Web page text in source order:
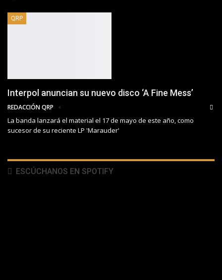
QRP
Interpol anuncian su nuevo disco ‘A Fine Mess’
REDACCIÓN QRP
La banda lanzará el material el 17 de mayo de este año, como
sucesor de su reciente LP 'Marauder'
ESCÚCHANOS EN SPOTIFY